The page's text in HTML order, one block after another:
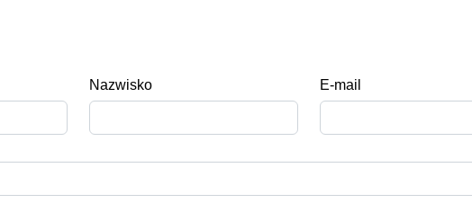
Nazwisko E-mail